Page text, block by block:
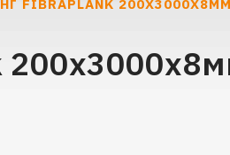
200Х3000Х8ММ